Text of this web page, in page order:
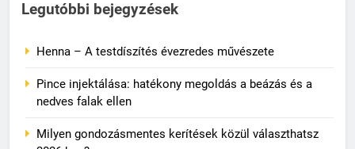
Legutóbbi bejegyzések
Henna – A testdíszítés évezredes művészete
Pince injektálása: hatékony megoldás a beázás és a
nedves falak ellen
Milyen gondozásmentes kerítések közül választhatsz